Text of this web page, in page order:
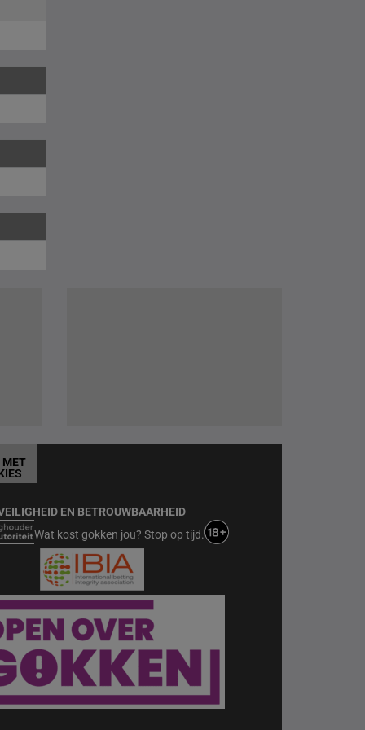
EN BETROUWBAARHEID
Wat kost gokken jou? Stop op tijd.